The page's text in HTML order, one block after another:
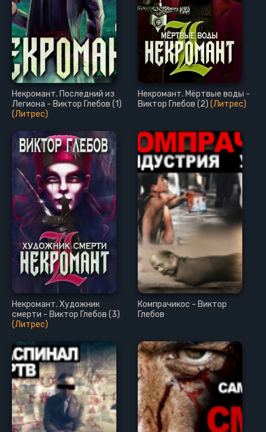
Некромант. Последний из
Легиона - Виктор Глебов (1)
(Литрес)
Некромант. Мёртвые воды -
Виктор Глебов (2) (Литрес)
Некромант. Художник
смерти - Виктор Глебов (3)
(Литрес)
Компрачикос - Виктор
Глебов